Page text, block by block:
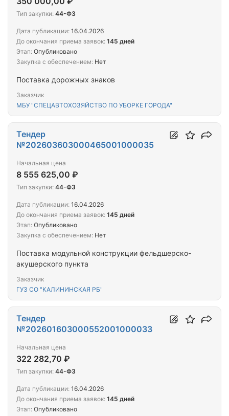
Поставка дорожных знаков
Заказчик
МБУ "СПЕЦАВТОХОЗЯЙСТВО ПО УБОРКЕ ГОРОДА"
Тип закупки: 44-ФЗ
Дата публикации: 16.04.2026
До окончания приема заявок: 145 дней
Этап: Опубликовано
Закупка с обеспечением: Нет
Поставка модульной конструкции фельдшерско-
акушерского пункта
Заказчик
ГУЗ СО "КАЛИНИНСКАЯ РБ"
Тендер
№202603603000465001000035
Начальная цена
8 555 625,00 ₽
Тип закупки: 44-ФЗ
Дата публикации: 16.04.2026
До окончания приема заявок: 145 дней
Этап: Опубликовано
Закупка с обеспечением: Нет
Тендер
№202601603000552001000033
Начальная цена
322 282,70 ₽
Тип закупки: 44-ФЗ
Дата публикации: 16.04.2026
До окончания приема заявок: 145 дней
Этап: Опубликовано